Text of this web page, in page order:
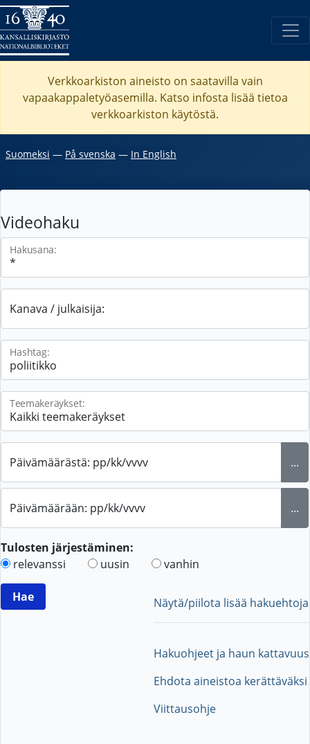
Verkkoarkiston aineisto on saatavilla vain
vapaakappaletyöasemilla. Katso infosta lisää tietoa
verkkoarkiston käytöstä.
Suomeksi ― På svenska ― In English
Videohaku
Hakusana:
Kanava / julkaisija:
Hashtag:
Teemakeräykset:
Päivämäärästä: pp/kk/vvvv ...
Päivämäärään: pp/kk/vvvv ...
Tulosten järjestäminen:
relevanssi
uusin vanhin
Näytä/piilota lisää hakuehtoja
Hakuohjeet ja haun kattavuus
Ehdota aineistoa kerättäväksi
Viittausohje